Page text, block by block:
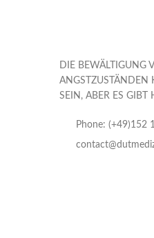
DIE BEWÄLTIGUNG
ANGSTZUSTÄNDEN
SEIN, ABER ES GIBT
Phone: (+49)152